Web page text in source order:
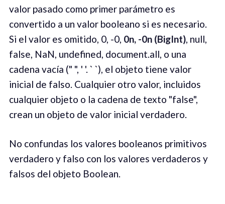
valor pasado como primer parámetro es
convertido a un valor booleano si es necesario.
Si el valor es omitido, 0, -0, 0n, -0n (BigInt), null,
false, NaN, undefined, document.all, o una
cadena vacía (" ", ' '. ` `), el objeto tiene valor
inicial de falso. Cualquier otro valor, incluidos
cualquier objeto o la cadena de texto "false",
crean un objeto de valor inicial verdadero.
No confundas los valores booleanos primitivos
verdadero y falso con los valores verdaderos y
falsos del objeto Boolean.